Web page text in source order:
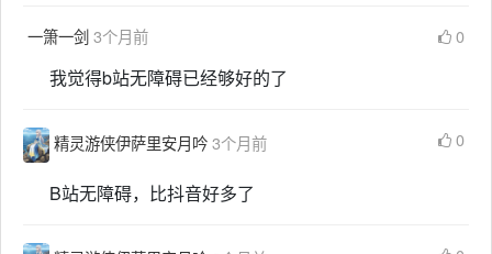
一箫一剑3个月前 0
我觉得b站无障碍已经够好的了
精灵游侠伊萨里安月吟3个月前 0
B站无障碍，比抖音好多了